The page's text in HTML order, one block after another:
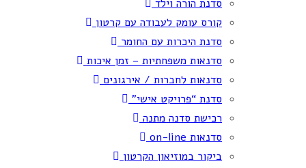
סדנת הורה וילד
קורס עומק לעבודה עם קרטון
סדנת היכרות עם החומר
סדנאות משפחתיות – זמן איכות
סדנאות לחברות / אירגונים
סדנת “פרויקט אישי”
רכישת סדנה מתנה
סדנאות on-line
ביקור במוזיאון הקרטון